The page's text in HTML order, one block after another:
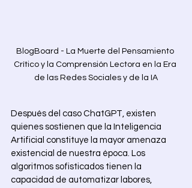
BlogBoard - La Muerte del Pensamiento
Crítico y la Comprensión Lectora en la Era
de las Redes Sociales y de la IA
Después del caso ChatGPT, existen
quienes sostienen que la Inteligencia
Artificial constituye la mayor amenaza
existencial de nuestra época. Los
algoritmos sofisticados tienen la
capacidad de automatizar labores,